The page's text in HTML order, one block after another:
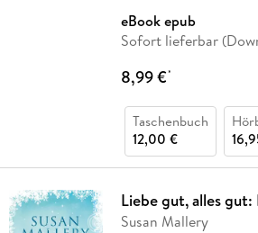
eBook epub
Sofort lieferbar
8,99 €*
Taschenbuch
12,00 €
Liebe gut, alles
Susan Mallery